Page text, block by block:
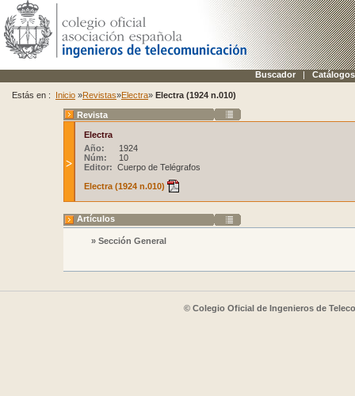
Buscador | Catálogos
Estás en : Inicio »Revistas»Electra» Electra (1924 n.010)
Revista
Electra
Año: 1924
Núm: 10
Editor: Cuerpo de Telégrafos
Electra (1924 n.010)
Artículos
» Sección General
© Colegio Oficial de Ingenieros de